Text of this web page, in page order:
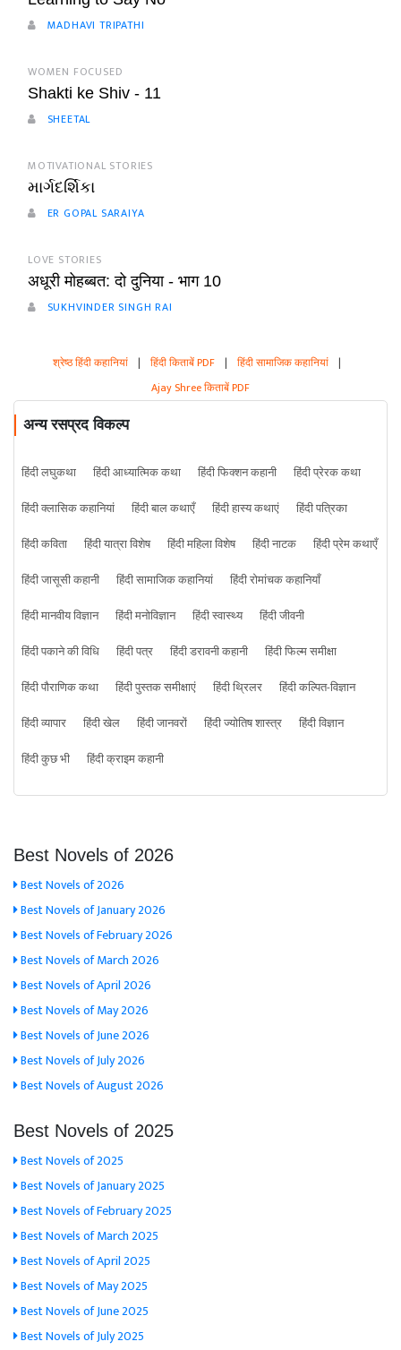
MADHAVI TRIPATHI
WOMEN FOCUSED
Shakti ke Shiv - 11
SHEETAL
MOTIVATIONAL STORIES
માર્ગદર્શિકા
ER GOPAL SARAIYA
LOVE STORIES
अधूरी मोहब्बत: दो दुनिया - भाग 10
SUKHVINDER SINGH RAI
श्रेष्ठ हिंदी कहानियां | हिंदी किताबें PDF | हिंदी सामाजिक कहानियां |
Ajay Shree किताबें PDF
अन्य रसप्रद विकल्प
हिंदी लघुकथा हिंदी आध्यात्मिक कथा हिंदी फिक्शन कहानी
हिंदी प्रेरक कथा
हिंदी क्लासिक कहानियां
हिंदी बाल कथाएँ हिंदी हास्य कथाएं
हिंदी पत्रिका
हिंदी कविता
हिंदी यात्रा विशेष हिंदी महिला विशेष हिंदी नाटक
हिंदी प्रेम कथाएँ
हिंदी जासूसी कहानी
हिंदी सामाजिक कहानियां
हिंदी रोमांचक कहानियाँ
हिंदी मानवीय विज्ञान
हिंदी मनोविज्ञान हिंदी स्वास्थ्य
हिंदी जीवनी
हिंदी पकाने की विधि
हिंदी पत्र हिंदी डरावनी कहानी
हिंदी फिल्म समीक्षा
हिंदी पौराणिक कथा
हिंदी पुस्तक समीक्षाएं हिंदी थ्रिलर
हिंदी कल्पित-विज्ञान
हिंदी व्यापार
हिंदी खेल हिंदी जानवरों हिंदी ज्योतिष शास्त्र
हिंदी विज्ञान
हिंदी कुछ भी
हिंदी क्राइम कहानी
Best Novels of 2026
Best Novels of 2026
Best Novels of January 2026
Best Novels of February 2026
Best Novels of March 2026
Best Novels of April 2026
Best Novels of May 2026
Best Novels of June 2026
Best Novels of July 2026
Best Novels of August 2026
Best Novels of 2025
Best Novels of 2025
Best Novels of January 2025
Best Novels of February 2025
Best Novels of March 2025
Best Novels of April 2025
Best Novels of May 2025
Best Novels of June 2025
Best Novels of July 2025